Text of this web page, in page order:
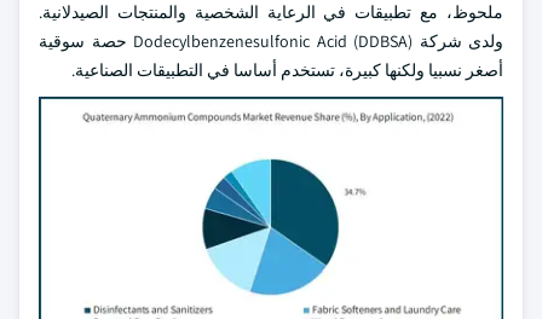
ملحوظ، مع تطبيقات في الرعاية الشخصية والمنتجات الصيدلانية.
ولدى شركة Dodecylbenzenesulfonic Acid (DDBSA) حصة سوقية
أصغر نسبيا ولكنها كبيرة، تستخدم أساسا في التطبيقات الصناعية.